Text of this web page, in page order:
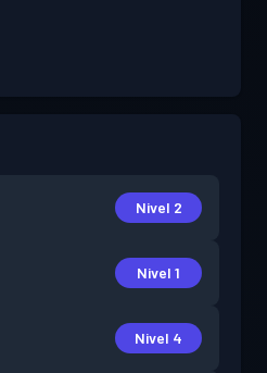
Nivel 2
Nivel 1
Nivel 4